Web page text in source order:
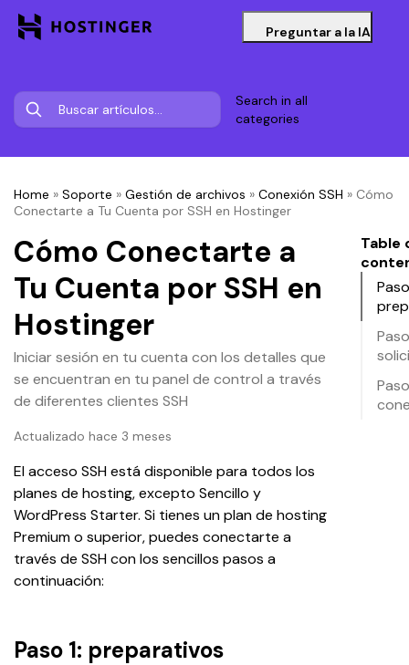
Preguntar a la IA
Search in all
categories
Home » Soporte » Gestión de archivos » Conexión SSH » Cómo
Conectarte a Tu Cuenta por SSH en Hostinger
Cómo Conectarte a
Tu Cuenta por SSH en
Hostinger
Iniciar sesión en tu cuenta con los detalles que
se encuentran en tu panel de control a través
de diferentes clientes SSH
Actualizado hace 3 meses
El acceso SSH está disponible para todos los
planes de hosting, excepto Sencillo y
WordPress Starter. Si tienes un plan de hosting
Premium o superior, puedes conectarte a
través de SSH con los sencillos pasos a
continuación:
Paso 1: preparativos
Table